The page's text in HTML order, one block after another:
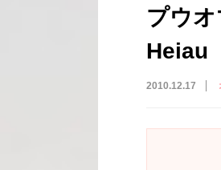
プウ
Heiau
2010.12.17